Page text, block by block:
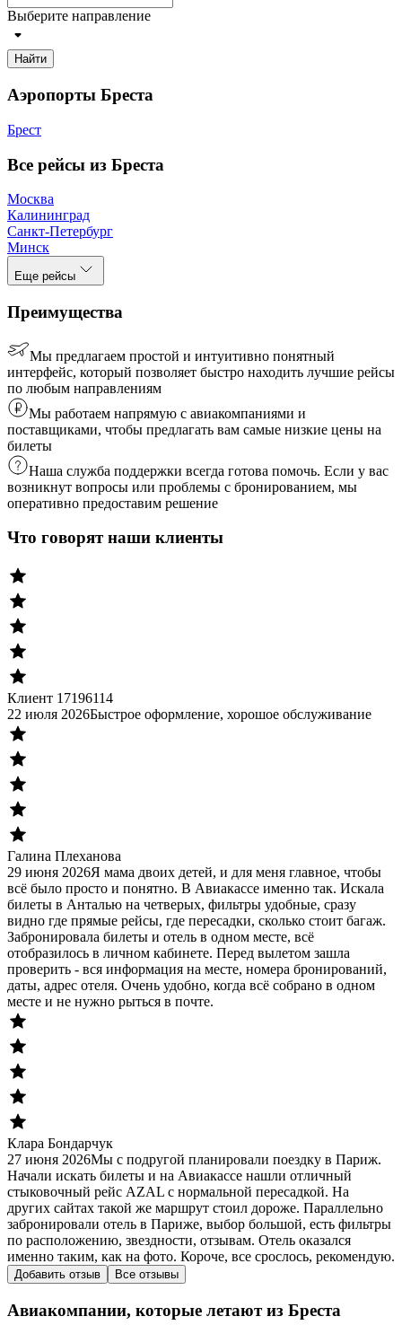
Выберите направление
Найти
Аэропорты Бреста
Брест
Все рейсы из Бреста
Москва
Калининград
Санкт-Петербург
Минск
Еще рейсы
Преимущества
Мы предлагаем простой и интуитивно понятный
интерфейс, который позволяет быстро находить лучшие рейсы
по любым направлениям
Мы работаем напрямую с авиакомпаниями и
поставщиками, чтобы предлагать вам самые низкие цены на
билеты
Наша служба поддержки всегда готова помочь. Если у вас
возникнут вопросы или проблемы с бронированием, мы
оперативно предоставим решение
Что говорят наши клиенты
Клиент 17196114
22 июля 2026Быстрое оформление, хорошое обслуживание
Галина Плеханова
29 июня 2026Я мама двоих детей, и для меня главное, чтобы
всё было просто и понятно. В Авиакассе именно так. Искала
билеты в Анталью на четверых, фильтры удобные, сразу
видно где прямые рейсы, где пересадки, сколько стоит багаж.
Забронировала билеты и отель в одном месте, всё
отобразилось в личном кабинете. Перед вылетом зашла
проверить - вся информация на месте, номера бронирований,
даты, адрес отеля. Очень удобно, когда всё собрано в одном
месте и не нужно рыться в почте.
Клара Бондарчук
27 июня 2026Мы с подругой планировали поездку в Париж.
Начали искать билеты и на Авиакассе нашли отличный
стыковочный рейс AZAL с нормальной пересадкой. На
других сайтах такой же маршрут стоил дороже. Параллельно
забронировали отель в Париже, выбор большой, есть фильтры
по расположению, звездности, отзывам. Отель оказался
именно таким, как на фото. Короче, все срослось, рекомендую.
Добавить отзыв Все отзывы
Авиакомпании, которые летают из Бреста